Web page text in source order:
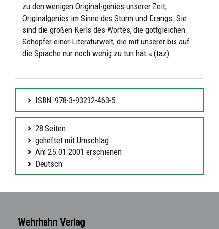
zu den wenigen Original-genies unserer Zeit,
Originalgenies im Sinne des Sturm und Drangs. Sie
sind die großen Kerls des Wortes, die gottgleichen
Schöpfer einer Literaturwelt, die mit unserer bis auf
die Sprache nur noch wenig zu tun hat.« (taz)
ISBN: 978-3-93232-463-5
28 Seiten
geheftet mit Umschlag
Am 25.01.2001 erschienen
Deutsch
Wehrhahn Verlag